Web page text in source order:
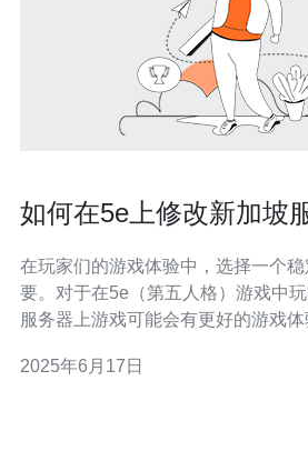
如何在5e上修改新加坡
在玩家们的游戏体验中，选择一个
要。对于在5e（第五人格）游戏中
服务器上游戏可能会有更好的游戏
如何在5e上修改新加坡服务器。 首先，打开5e游戏并登
2025年6月17日